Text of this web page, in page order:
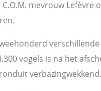
mevrouw Lefèvre
vogels is na het
verbazingwekkend.